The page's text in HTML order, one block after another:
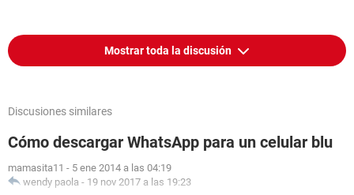
Mostrar toda la discusión
Discusiones similares
Cómo descargar WhatsApp para un celular blu
mamasita11 - 5 ene 2014 a las 04:19
wendy paola - 19 nov 2017 a las 19:23